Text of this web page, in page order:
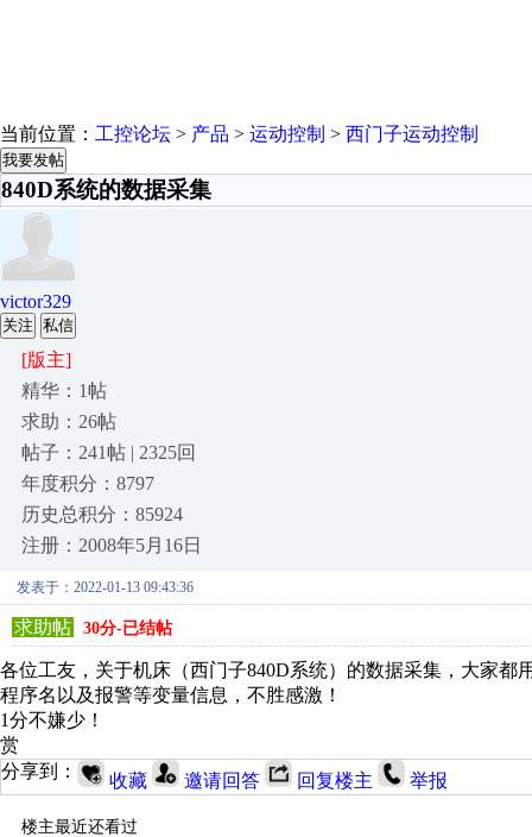
当前位置： 工控论坛 > 产品 > 运动控制 > 西门子运动控制
我要发帖
840D系统的数据采集
victor329
关注 私信
[版主]
精华：1帖
求助：26帖
帖子：241帖 | 2325回
年度积分：8797
历史总积分：85924
注册：2008年5月16日
发表于：2022-01-13 09:43:36
求助帖 30分-已结帖
各位工友，关于机床（西门子840D系统）的数据采集，大家
程序名以及报警等变量信息，不胜感激！
1分不嫌少！
赏
分享到：
收藏 邀请回答 回复楼主 举报
楼主最近还看过